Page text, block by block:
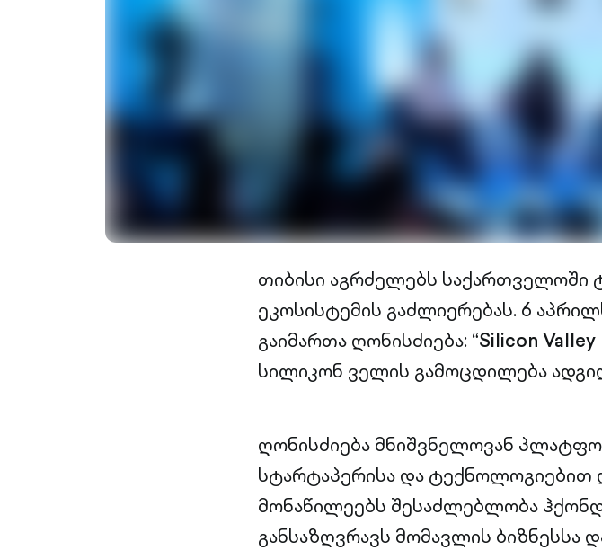
თიბისი აგრძელებს საქართველოში
ეკოსისტემის გაძლიერებას. 6
გაიმართა ღონისძიება: “Silicon
სილიკონ ველის გამოცდილება
ღონისძიება მნიშვნელოვან
სტარტაპერისა და ტექნოლოგიებით
მონაწილეებს შესაძლებლობა
განსაზღვრავს მომავლის ბიზნესსა